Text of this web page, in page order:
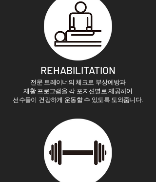
REHABILITATION
전문 트레이너의 체크로 부상예방과
재활 프로그램을 각 포지션별로 제공하여
선수들이 건강하게 운동할 수 ​있도록 도와줍니다.